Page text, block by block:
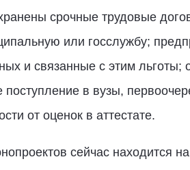
срочные трудовые
или госслужбу;
и связанные с этим льготы;
поступление в вузы,
от оценок в аттестате.
сейчас находится